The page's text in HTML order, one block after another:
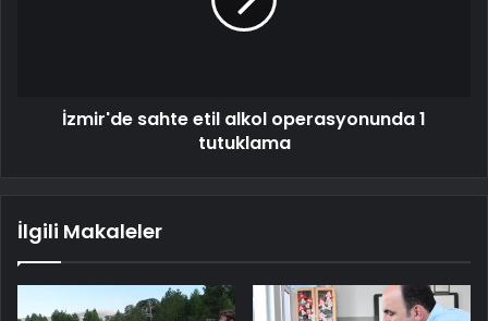
İzmir'de sahte etil alkol operasyonunda 1
tutuklama
İlgili Makaleler